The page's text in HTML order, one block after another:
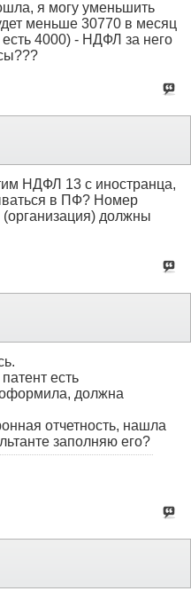
я могу уменьшить
меньше 30770 в месяц
4000) - НДФЛ за него
НДФЛ 13 с иностранца,
в ПФ? Номер
(организация) должны
есть
должна
отчетность, нашла
заполняю его?